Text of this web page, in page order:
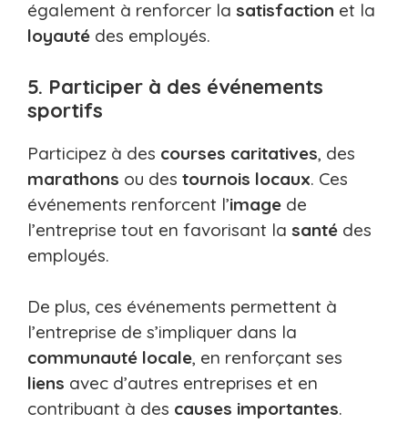
également à renforcer la satisfaction et la
loyauté des employés.
5. Participer à des événements
sportifs
Participez à des courses caritatives, des
marathons ou des tournois locaux. Ces
événements renforcent l’image de
l’entreprise tout en favorisant la santé des
employés.
De plus, ces événements permettent à
l’entreprise de s’impliquer dans la
communauté locale, en renforçant ses
liens avec d’autres entreprises et en
contribuant à des causes importantes.